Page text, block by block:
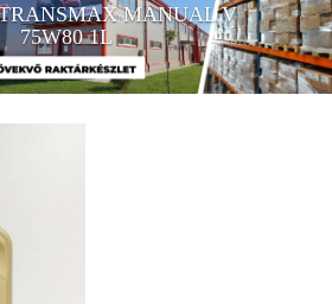
Regisztráció
MANUAL V
75W80 1L